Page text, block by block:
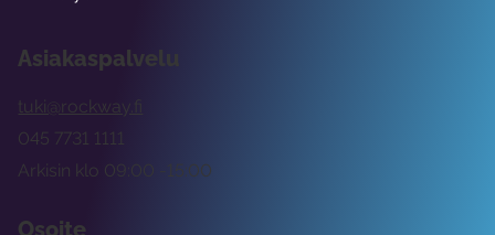
Asiakaspalvelu
tuki@rockway.fi
Arkisin klo 09:00 -15:00
045 7731 1111
Osoite